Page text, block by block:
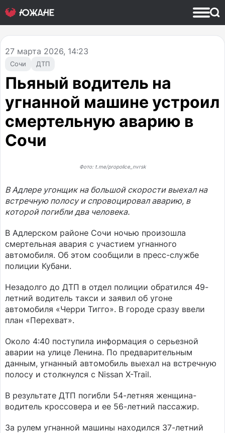
Сочи ДТП
27 марта 2026, 14:23
Пьяный водитель на
угнанной машине устроил
смертельную аварию в
Сочи
Фото: t.me/propolice_nvrsk
В Адлере угонщик на большой скорости выехал на
встречную полосу и спровоцировал аварию, в
которой погибли два человека.
В Адлерском районе Сочи ночью произошла
смертельная авария с участием угнанного
автомобиля. Об этом сообщили в пресс-службе
полиции Кубани.
Незадолго до ДТП в отдел полиции обратился 49-
летний водитель такси и заявил об угоне
автомобиля «Черри Тигго». В городе сразу ввели
план «Перехват».
Около 4:40 поступила информация о серьезной
аварии на улице Ленина. По предварительным
данным, угнанный автомобиль выехал на встречную
полосу и столкнулся с Nissan X-Trail.
В результате ДТП погибли 54-летняя женщина-
водитель кроссовера и ее 56-летний пассажир.
За рулем угнанной машины находился 37-летний